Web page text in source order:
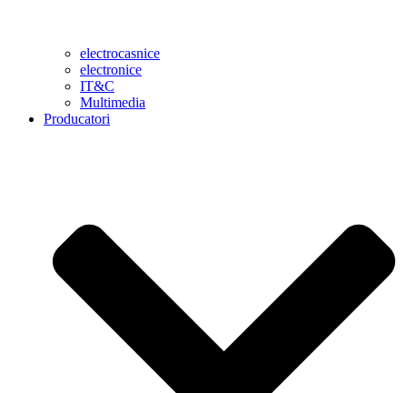
electrocasnice
electronice
IT&C
Multimedia
Producatori